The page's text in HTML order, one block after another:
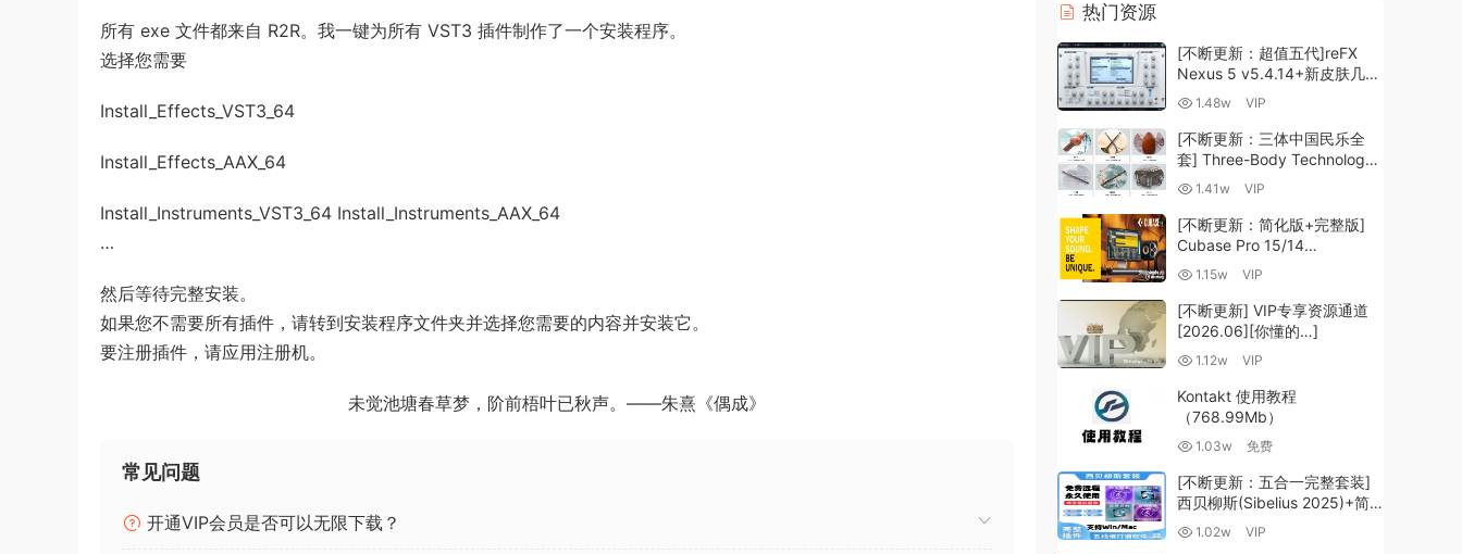
所有 exe 文件都来自 R2R。我一键为所有 VST3 插件制作了一个安装程序。
选择您需要
Install_Effects_VST3_64
Install_Effects_AAX_64
Install_Instruments_VST3_64 Install_Instruments_AAX_64
…
然后等待完整安装。
如果您不需要所有插件，请转到安装程序文件夹并选择您需要的内容并安装它。
要注册插件，请应用注册机。
未觉池塘春草梦，阶前梧叶已秋声。——朱熹《偶成》
常见问题
开通VIP会员是否可以无限下载？
热门资源
[不断更新：超值五代]reFX
Nexus 5 v5.4.14+新皮肤几十
套+原厂+全套扩展+教程
1.48w VIP
[不断更新：三体中国民乐全
套] Three-Body Technology-
R2R [WiN, MacOSX]
1.41w VIP
[不断更新：简化版+完整版]
Cubase Pro 15/14
VR/R2R/U2B+原厂音源+插件
MacOSX]（704.0MB+）
1.15w VIP
[不断更新] VIP专享资源通道
[2026.06][你懂的…]
1.12w VIP
Kontakt 使用教程
（768.99Mb）
1.03w 免费
[不断更新：五合一完整套装]
西贝柳斯(Sibelius 2025)+简
谱插件V8+图片识别+音频识别
1.02w VIP